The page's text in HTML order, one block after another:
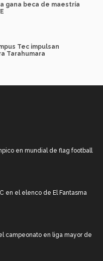
gana beca de maestría
Tec impulsan
Tarahumara
en mundial de flag football
en el elenco de El Fantasma
campeonato en liga mayor de